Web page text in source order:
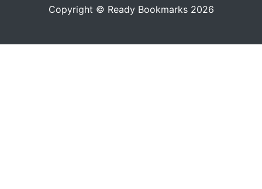
Copyright © Ready Bookmarks 2026